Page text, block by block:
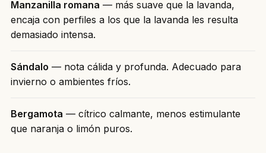
Manzanilla romana — más suave que la lavanda,
encaja con perfiles a los que la lavanda les resulta
demasiado intensa.
Sándalo — nota cálida y profunda. Adecuado para
invierno o ambientes fríos.
Bergamota — cítrico calmante, menos estimulante
que naranja o limón puros.